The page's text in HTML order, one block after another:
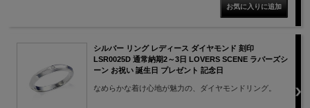
シルバー リング レディース ダイヤモンド 刻印
LSR0025D 通常納期2～3日 LOVERS SCENE ラバーズシ
ーン お祝い 誕生日 プレゼント 記念日
なめらかな着け心地が魅力の、ダイヤモンドリング。